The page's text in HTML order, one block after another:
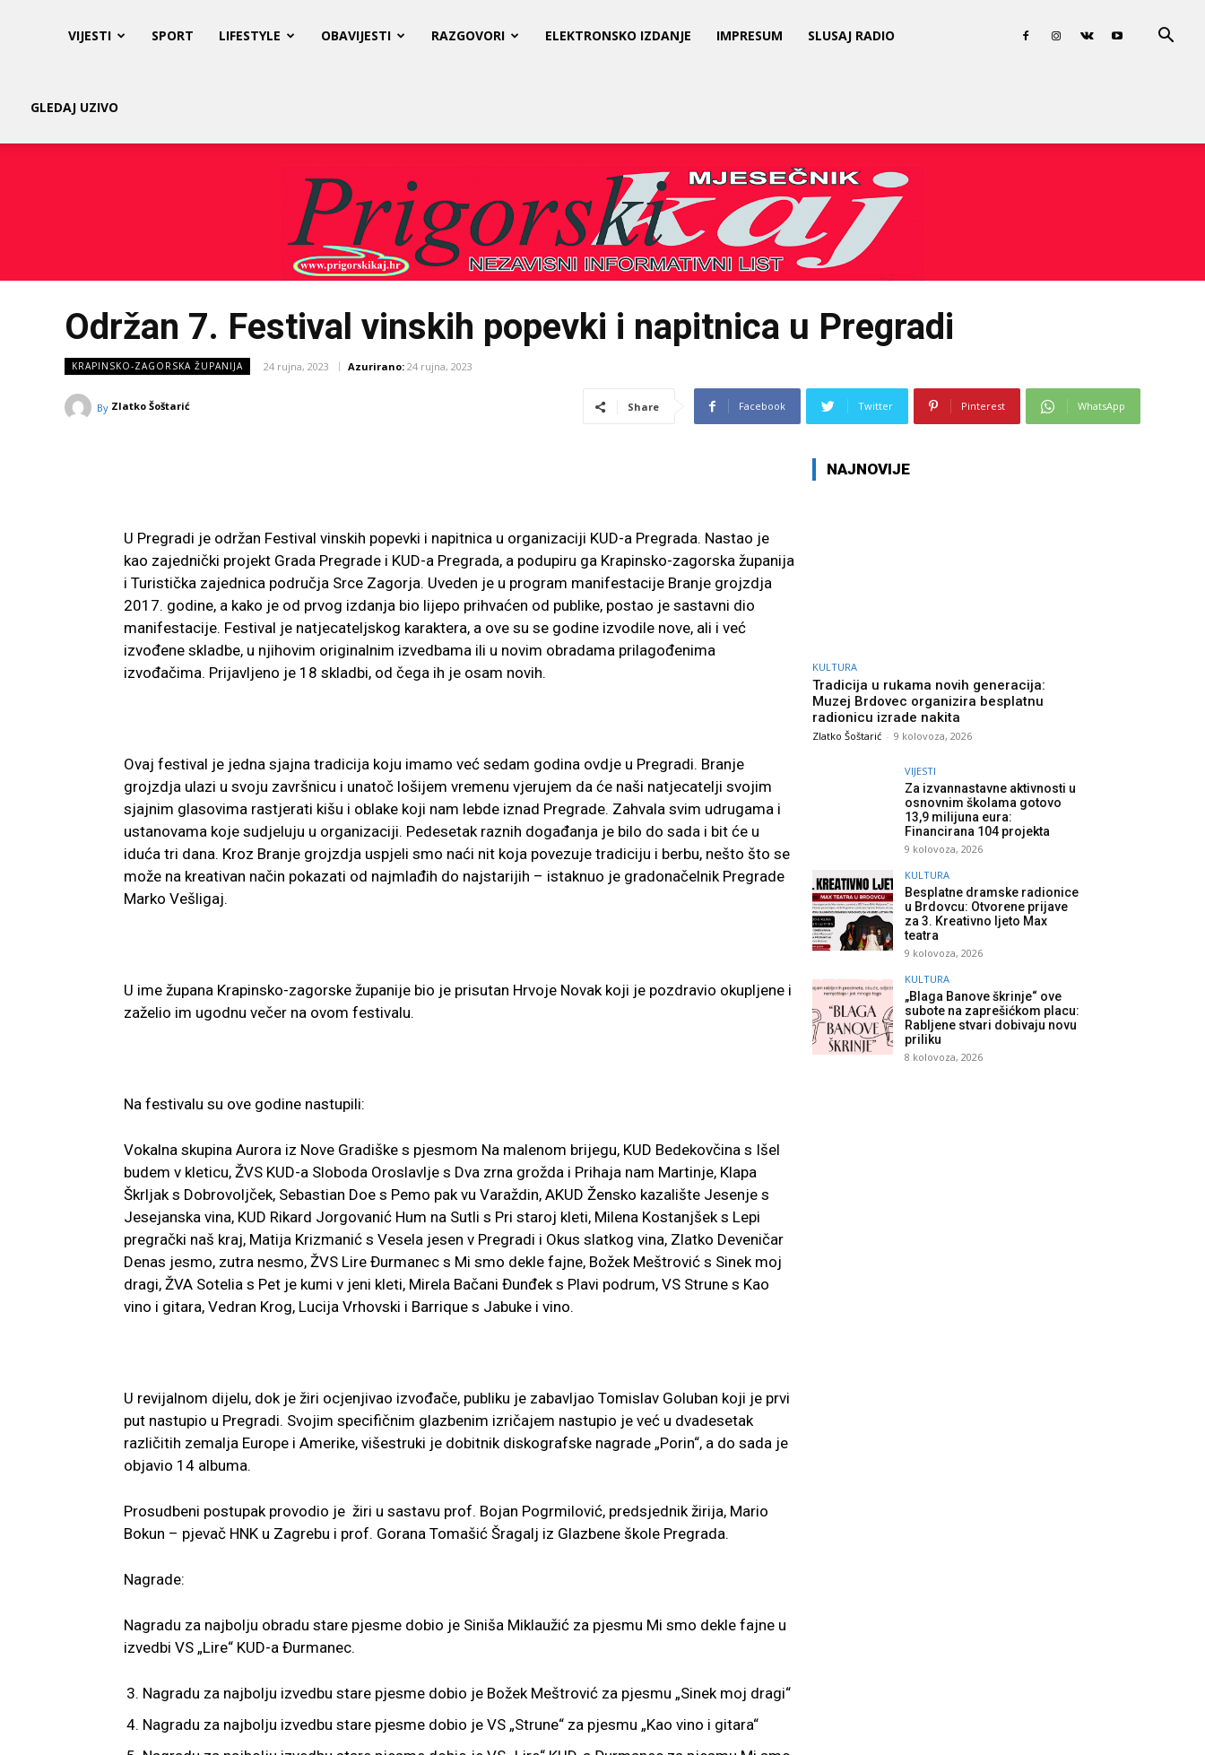
Kaj
VIJESTI SPORT LIFESTYLE OBAVIJESTI RAZGOVORI ELEKTRONSKO IZDANJE IMPRESUM SLUSAJ RADIO
GLEDAJ UZIVO
Održan 7. Festival vinskih popevki i napitnica u Pregradi
KRAPINSKO-ZAGORSKA ŽUPANIJA 24 rujna, 2023 Azurirano: 24 rujna, 2023
By Zlatko Šoštarić Share Facebook Twitter Pinterest WhatsApp
U Pregradi je održan Festival vinskih popevki i napitnica u organizaciji KUD-a Pregrada. Nastao je
kao zajednički projekt Grada Pregrade i KUD-a Pregrada, a podupiru ga Krapinsko-zagorska županija
i Turistička zajednica područja Srce Zagorja. Uveden je u program manifestacije Branje grojzdja
2017. godine, a kako je od prvog izdanja bio lijepo prihvaćen od publike, postao je sastavni dio
manifestacije. Festival je natjecateljskog karaktera, a ove su se godine izvodile nove, ali i već
izvođene skladbe, u njihovim originalnim izvedbama ili u novim obradama prilagođenima
izvođačima. Prijavljeno je 18 skladbi, od čega ih je osam novih.
Ovaj festival je jedna sjajna tradicija koju imamo već sedam godina ovdje u Pregradi. Branje
grojzdja ulazi u svoju završnicu i unatoč lošijem vremenu vjerujem da će naši natjecatelji svojim
sjajnim glasovima rastjerati kišu i oblake koji nam lebde iznad Pregrade. Zahvala svim udrugama i
ustanovama koje sudjeluju u organizaciji. Pedesetak raznih događanja je bilo do sada i bit će u
iduća tri dana. Kroz Branje grojzdja uspjeli smo naći nit koja povezuje tradiciju i berbu, nešto što se
može na kreativan način pokazati od najmlađih do najstarijih – istaknuo je gradonačelnik Pregrade
Marko Vešligaj.
U ime župana Krapinsko-zagorske županije bio je prisutan Hrvoje Novak koji je pozdravio okupljene i
zaželio im ugodnu večer na ovom festivalu.
Na festivalu su ove godine nastupili:
Vokalna skupina Aurora iz Nove Gradiške s pjesmom Na malenom brijegu, KUD Bedekovčina s Išel
budem v kleticu, ŽVS KUD-a Sloboda Oroslavlje s Dva zrna grožda i Prihaja nam Martinje, Klapa
Škrljak s Dobrovoljček, Sebastian Doe s Pemo pak vu Varaždin, AKUD Žensko kazalište Jesenje s
Jesejanska vina, KUD Rikard Jorgovanić Hum na Sutli s Pri staroj kleti, Milena Kostanjšek s Lepi
pregrački naš kraj, Matija Krizmanić s Vesela jesen v Pregradi i Okus slatkog vina, Zlatko Deveničar
Denas jesmo, zutra nesmo, ŽVS Lire Đurmanec s Mi smo dekle fajne, Božek Meštrović s Sinek moj
dragi, ŽVA Sotelia s Pet je kumi v jeni kleti, Mirela Bačani Đunđek s Plavi podrum, VS Strune s Kao
vino i gitara, Vedran Krog, Lucija Vrhovski i Barrique s Jabuke i vino.
U revijalnom dijelu, dok je žiri ocjenjivao izvođače, publiku je zabavljao Tomislav Goluban koji je prvi
put nastupio u Pregradi. Svojim specifičnim glazbenim izričajem nastupio je već u dvadesetak
različitih zemalja Europe i Amerike, višestruki je dobitnik diskografske nagrade „Porin“, a do sada je
objavio 14 albuma.
Prosudbeni postupak provodio je žiri u sastavu prof. Bojan Pogrmilović, predsjednik žirija, Mario
Bokun – pjevač HNK u Zagrebu i prof. Gorana Tomašić Šragalj iz Glazbene škole Pregrada.
Nagrade:
Nagradu za najbolju obradu stare pjesme dobio je Siniša Miklaužić za pjesmu Mi smo dekle fajne u
izvedbi VS „Lire“ KUD-a Đurmanec.
Nagradu za najbolju izvedbu stare pjesme dobio je Božek Meštrović za pjesmu „Sinek moj dragi“
Nagradu za najbolju izvedbu stare pjesme dobio je VS „Strune“ za pjesmu „Kao vino i gitara“
NAJNOVIJE
KULTURA
Tradicija u rukama novih generacija:
Muzej Brdovec organizira besplatnu
radionicu izrade nakita
Zlatko Šoštarić - 9 kolovoza, 2026
VIJESTI
Za izvannastavne aktivnosti u
osnovnim školama gotovo
13,9 milijuna eura:
Financirana 104 projekta
9 kolovoza, 2026
KULTURA
Besplatne dramske radionice
u Brdovcu: Otvorene prijave
za 3. Kreativno ljeto Max
teatra
9 kolovoza, 2026
KULTURA
„Blaga Banove škrinje“ ove
subote na zaprešićkom placu:
Rabljene stvari dobivaju novu
priliku
8 kolovoza, 2026